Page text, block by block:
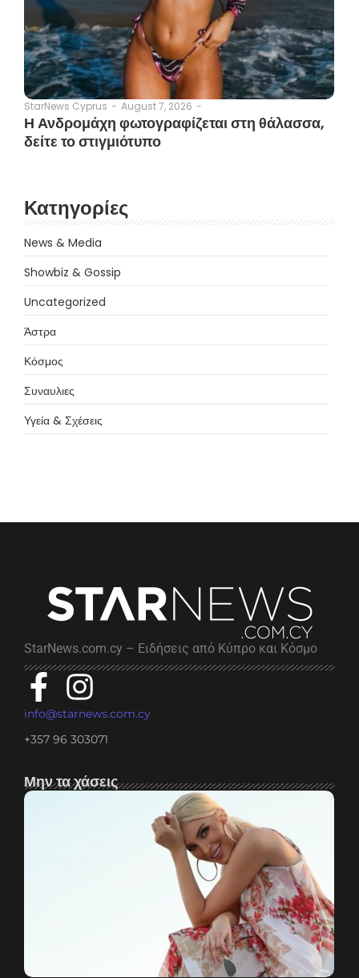
StarNews Cyprus - August 7, 2026 -
Η Ανδρομάχη φωτογραφίζεται στη θάλασσα,
δείτε το στιγμιότυπο
Κατηγορίες
News & Media
Showbiz & Gossip
Uncategorized
Άστρα
Κόσμος
Συναυλιες
Υγεία & Σχέσεις
StarNews.com.cy – Ειδήσεις από Κύπρο και Κόσμο
info@starnews.com.cy
+357 96 303071
Μην τα χάσεις